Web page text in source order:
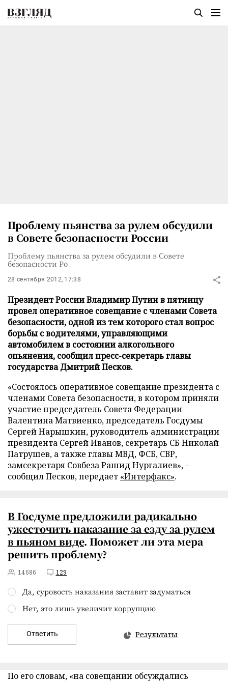
Проблему пьянства за рулем обсудили
в Совете безопасности России
Проблему пьянства за рулем обсудили в Совете
безопасности Ро
28 сентября 2012, 17:38
Президент России Владимир Путин в пятницу
провел оперативное совещание с членами Совета
безопасности, одной из тем которого стал вопрос
борьбы с водителями, управляющими
автомобилем в состоянии алкогольного
опьянения, сообщил пресс-секретарь главы
государства Дмитрий Песков.
«Состоялось оперативное совещание президента с
членами Совета безопасности, в котором приняли
участие председатель Совета Федерации
Валентина Матвиенко, председатель Госдумы
Сергей Нарышкин, руководитель администрации
президента Сергей Иванов, секретарь СБ Николай
Патрушев, а также главы МВД, ФСБ, СВР,
замсекретаря Совбеза Рашид Нургалиев», -
сообщил Песков, передает «Интерфакс».
В Госдуме предложили радикально
ужесточить наказание за езду за рулем
в пьяном виде. Поможет ли эта мера
решить проблему?
14686 129
Да, суровость наказания заставит задуматься
Нет, это лишь увеличит коррупцию
Ответить Результаты
По его словам, «на совещании обсуждались